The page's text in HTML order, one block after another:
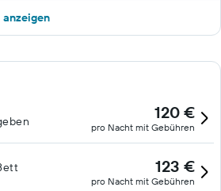
120 €
pro Nacht mit Gebühren
123 €
pro Nacht mit Gebühren